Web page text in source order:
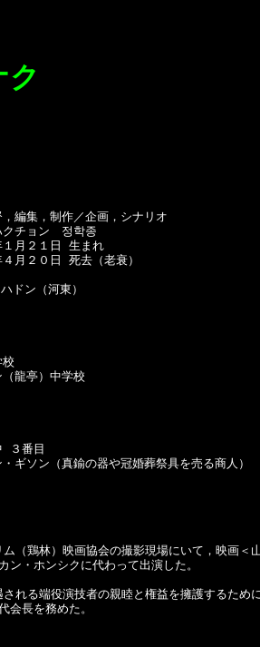
ク
，編集，制作／企画，シナリオ
クチョン　정학종
１月２１日 生まれ
日 死去（老衰）
ドン（河東）
校
）中学校
３番目
真鍮の器や冠婚葬祭具を売る商人）
（鶏林）映画協会の撮影現場にいて，映画＜
に代わって出演した。
技者の親睦と権益を擁護するために
めた。